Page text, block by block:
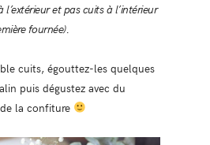
et pas cuits à l’intérieur
fournée).
cuits, égouttez-les quelques
puis dégustez avec du
la confiture